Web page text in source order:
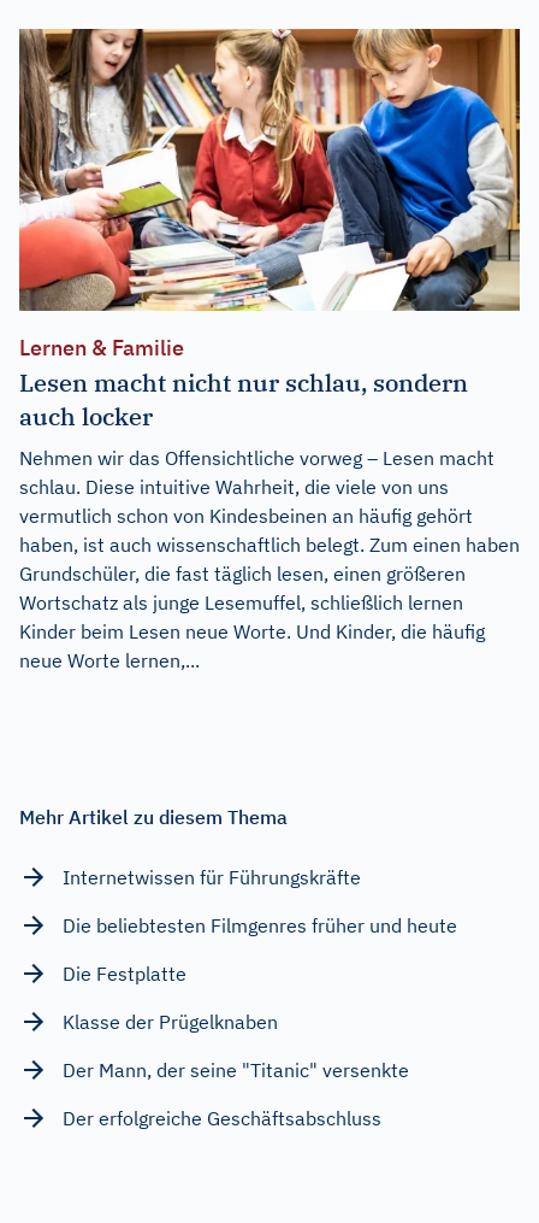
Lernen & Familie
Lesen macht nicht nur schlau, sondern
auch locker
Nehmen wir das Offensichtliche vorweg – Lesen macht
schlau. Diese intuitive Wahrheit, die viele von uns
vermutlich schon von Kindesbeinen an häufig gehört
haben, ist auch wissenschaftlich belegt. Zum einen haben
Grundschüler, die fast täglich lesen, einen größeren
Wortschatz als junge Lesemuffel, schließlich lernen
Kinder beim Lesen neue Worte. Und Kinder, die häufig
neue Worte lernen,...
Mehr Artikel zu diesem Thema
Internetwissen für Führungskräfte
Die beliebtesten Filmgenres früher und heute
Die Festplatte
Klasse der Prügelknaben
Der Mann, der seine "Titanic" versenkte
Der erfolgreiche Geschäftsabschluss